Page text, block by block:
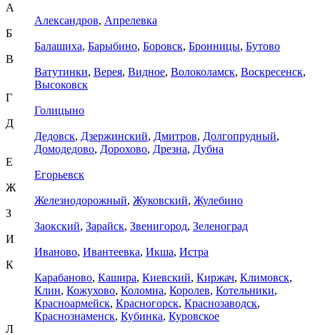
А
Александров, Апрелевка
Б
Балашиха, Барыбино, Боровск, Бронницы, Бутово
В
Ватутинки, Верея, Видное, Волоколамск, Воскресенск,
Высоковск
Г
Голицыно
Д
Дедовск, Дзержинский, Дмитров, Долгопрудный,
Домодедово, Дорохово, Дрезна, Дубна
Е
Егорьевск
Ж
Железнодорожный, Жуковский, Жулебино
З
Заокский, Зарайск, Звенигород, Зеленоград
И
Иваново, Ивантеевка, Икша, Истра
К
Карабаново, Кашира, Киевский, Киржач, Климовск,
Клин, Кожухово, Коломна, Королев, Котельники,
Красноармейск, Красногорск, Краснозаводск,
Краснознаменск, Кубинка, Куровское
Л